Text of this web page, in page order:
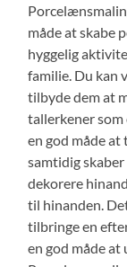
måde at skabe
hyggelig
familie. Du kan
tilbyde dem at
tallerkener som
en god måde at
samtidig
dekorere
til hinanden.
tilbringe en
en god måde at